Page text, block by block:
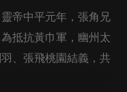
帝中平元年，張角兄
抵抗黃巾軍，幽州太
、張飛桃園結義，共